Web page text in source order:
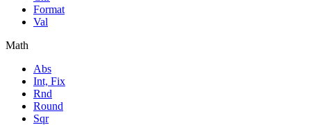
Format
Val
Math
Abs
Int, Fix
Rnd
Round
Sqr